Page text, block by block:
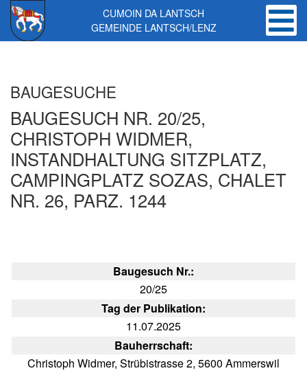
Skip to main content
CUMOIN DA LANTSCH
GEMEINDE LANTSCH/LENZ
BAUGESUCHE
BAUGESUCH NR. 20/25,
CHRISTOPH WIDMER,
INSTANDHALTUNG SITZPLATZ,
CAMPINGPLATZ SOZAS, CHALET
NR. 26, PARZ. 1244
Baugesuch Nr.:
20/25
Tag der Publikation:
11.07.2025
Bauherrschaft:
Christoph Widmer, Strübistrasse 2, 5600 Ammerswil